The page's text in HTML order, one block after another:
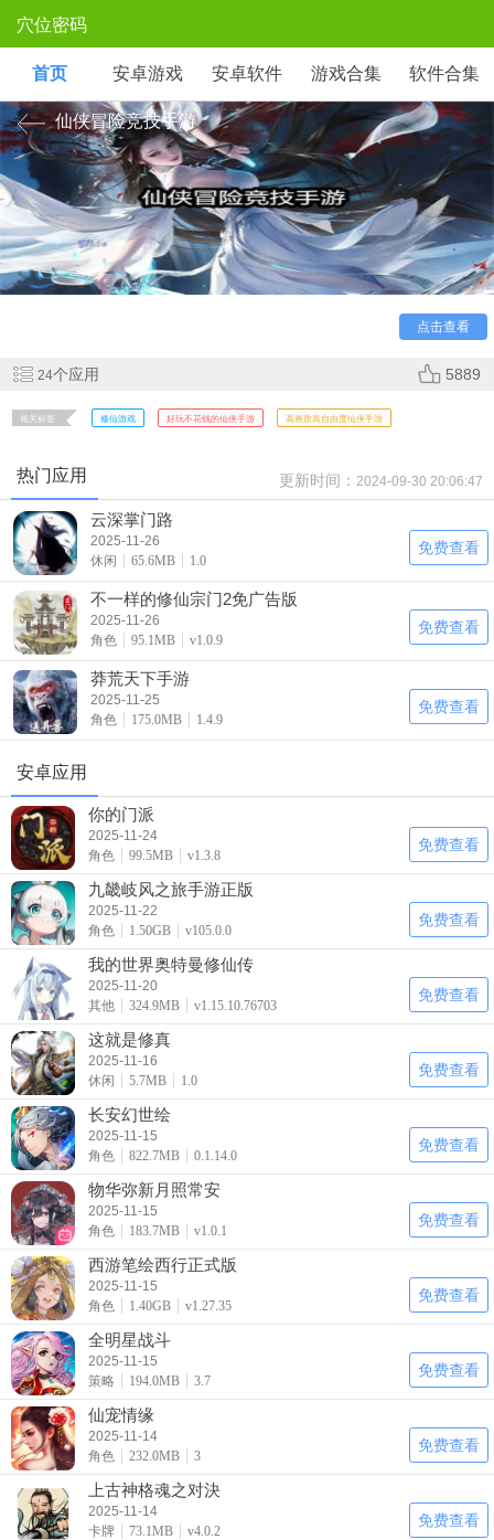
穴位密码
首页 安卓游戏 安卓软件 游戏合集 软件合集
仙侠冒险竞技手游
点击查看
仙侠类型的游戏相信在玩家们心中是从小就种下种子了。
在游戏之中玩家们将会从一个凡人一步步向着你的修仙之路前
进，这一路上你将会遭遇到各种各样的困难，你可以自己也可
以和你的伙伴们一起将其克服，祝大家玩的开心!
24个应用 5889
相关标签 修仙游戏 好玩不花钱的仙侠手游 高画质高自由度仙侠手游
热门应用 更新时间： 2024-09-30 20:06:47
云深掌门路
2025-11-26
休闲
65.6MB 1.0
免费查看
不一样的修仙宗门2免广告版
2025-11-26
角色
95.1MB v1.0.9
免费查看
莽荒天下手游
2025-11-25
角色
175.0MB 1.4.9
免费查看
安卓应用
你的门派
2025-11-24
角色
99.5MB v1.3.8
免费查看
九畿岐风之旅手游正版
2025-11-22
角色
1.50GB v105.0.0
免费查看
我的世界奥特曼修仙传
2025-11-20
其他
324.9MB v1.15.10.76703
免费查看
这就是修真
2025-11-16
休闲
5.7MB 1.0
免费查看
长安幻世绘
2025-11-15
角色
822.7MB 0.1.14.0
免费查看
物华弥新月照常安
2025-11-15
角色
183.7MB v1.0.1
免费查看
西游笔绘西行正式版
2025-11-15
角色
1.40GB v1.27.35
免费查看
全明星战斗
2025-11-15
策略
194.0MB 3.7
免费查看
仙宠情缘
2025-11-14
角色
232.0MB 3
免费查看
上古神格魂之对決
2025-11-14
卡牌
73.1MB v4.0.2
免费查看